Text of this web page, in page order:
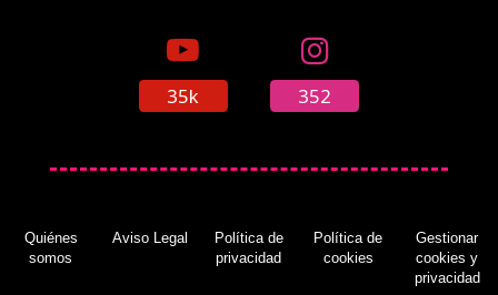
35k 352
Quiénes
somos
Aviso Legal
Política de
privacidad
Política de
cookies
Gestionar
cookies y
privacidad